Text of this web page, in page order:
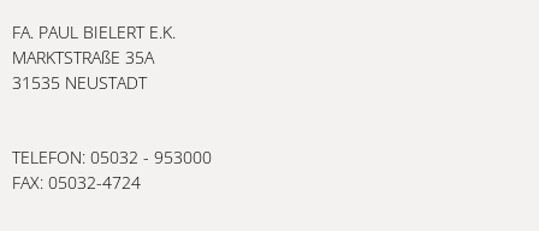
FA. PAUL BIELERT E.K.
MARKTSTRAßE 35A
31535 NEUSTADT
TELEFON: 05032 - 953000
FAX: 05032-4724